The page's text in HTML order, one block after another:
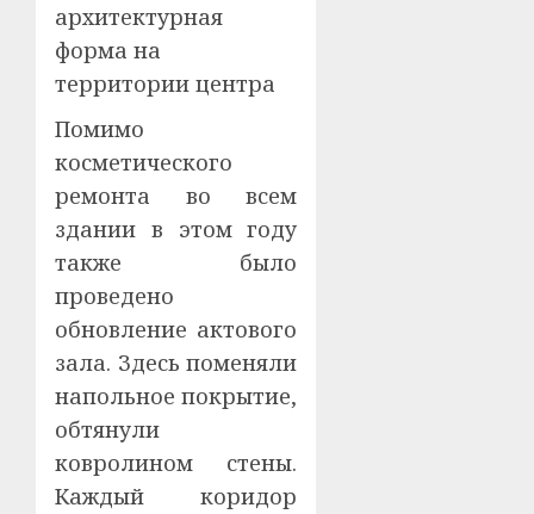
архитектурная
форма на
территории центра
Помимо
косметического
ремонта во всем
здании в этом году
также было
проведено
обновление актового
зала. Здесь поменяли
напольное покрытие,
обтянули
ковролином стены.
Каждый коридор